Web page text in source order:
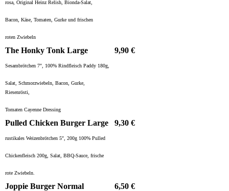
rosa, Original Heinz Relish, Bionda-Salat,
Bacon, Käse, Tomaten, Gurke und frischen
roten Zwiebeln
The Honky Tonk Large 9,90 €
Sesambrötchen 7″, 100% Rindfleisch Paddy 180g,
Salat, Schmorzwiebeln, Bacon, Gurke,
Riesenrösti,
Tomaten Cayenne Dressing
Pulled Chicken Burger Large 9,30 €
rustikales Weizenbrötchen 5″, 200g 100% Pulled
Chickenfleisch 200g, Salat, BBQ-Sauce, frische
rote Zwiebeln.
Joppie Burger Normal 6,50 €